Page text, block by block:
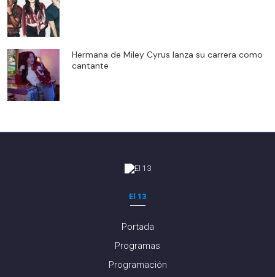
Hermana de Miley Cyrus lanza su carrera como
cantante
El 13
Portada
Programas
Programación